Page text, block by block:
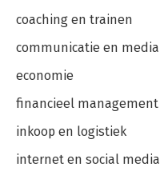
coaching en trainen
communicatie en media
economie
financieel management
inkoop en logistiek
internet en social media